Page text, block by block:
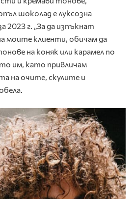
шоколад е луксозна
2023 г. „За да изпъкнат
моите клиенти, обичам да
на коняк или карамел по
им, като привличам
на очите, скулите и